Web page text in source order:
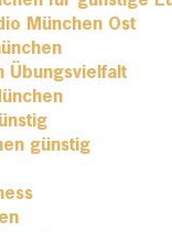
München Ost
Übungsvielfalt
günstig